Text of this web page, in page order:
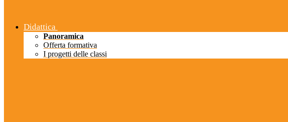
Didattica
Panoramica
Offerta formativa
I progetti delle classi